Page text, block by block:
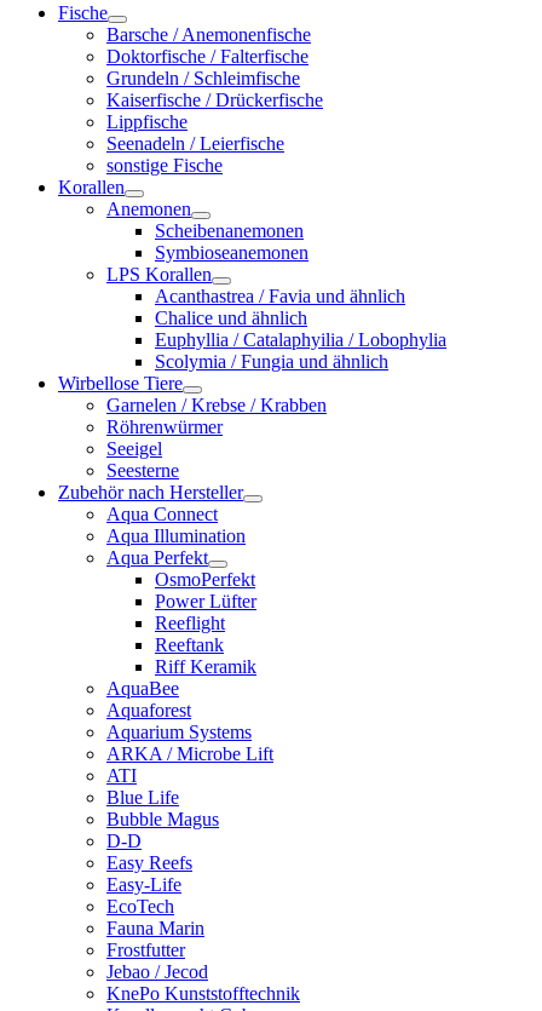
Fische
Barsche / Anemonenfische
Doktorfische / Falterfische
Grundeln / Schleimfische
Kaiserfische / Drückerfische
Lippfische
Seenadeln / Leierfische
sonstige Fische
Korallen
Anemonen
Scheibenanemonen
Symbioseanemonen
LPS Korallen
Acanthastrea / Favia und ähnlich
Chalice und ähnlich
Euphyllia / Catalaphyilia / Lobophylia
Scolymia / Fungia und ähnlich
Wirbellose Tiere
Garnelen / Krebse / Krabben
Röhrenwürmer
Seeigel
Seesterne
Zubehör nach Hersteller
Aqua Connect
Aqua Illumination
Aqua Perfekt
OsmoPerfekt
Power Lüfter
Reeflight
Reeftank
Riff Keramik
AquaBee
Aquaforest
Aquarium Systems
ARKA / Microbe Lift
ATI
Blue Life
Bubble Magus
D-D
Easy Reefs
Easy-Life
EcoTech
Fauna Marin
Frostfutter
Jebao / Jecod
KnePo Kunststofftechnik